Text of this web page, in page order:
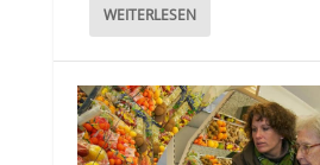
WEITERLESEN